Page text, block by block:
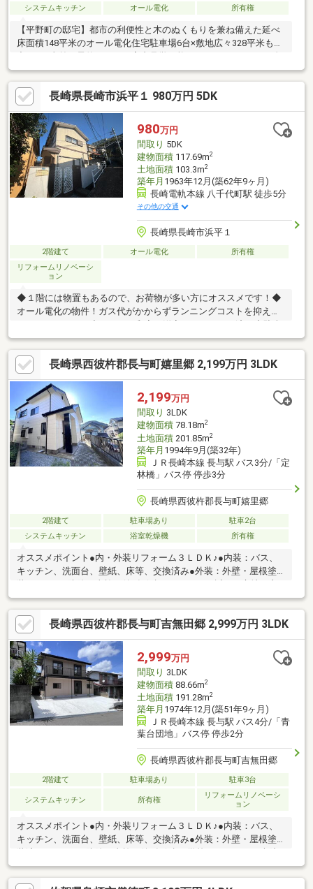
システムキッチン
オール電化 所有権
【平野町の邸宅】都市の利便性と木のぬくもりを兼ね備えた延べ
床面積148平米のオール電化住宅駐車場6台×敷地広々328平米も魅
然素材を使った木のぬくもりの住宅2005年6月新築、築20年の時
を重ね深まる味わいのある木造住宅です。【内装】1階：LDK・ホ
ール・キッチンの床はレッドパインの無垢フロアー2階：洋室の床
は、からまつ無垢フロアー【周辺環境】☆プラッとモール 343
ｍ、徒歩約５分☆みらい長崎ココウォーク 1067ｍ 徒歩約14分
☆ＪＲ浦上駅 868ｍ 徒歩約11分
長崎県長崎市浜平１ 980万円 5DK
980万円
間取り 5DK
建物面積117.69m2
土地面積103.3m2
築年月 1963年12月(築62年9ヶ月)
長崎電軌本線 八千代町駅 徒歩5分
その他の交通
長崎県長崎市浜平１
2階建て オール電化
所有権
リフォームリノベーシ
ョン
◆１階には物置もあるので、お荷物が多い方にオススメです！◆
オール電化の物件！ガス代がかからずランニングコストを抑える
場は敷地内には取れませんが、近隣で７０００円で借りることが
できます。 ■内装：2017年08月 全室クロス張替え 床（フロー
リング等） 周辺環境・長崎市立西坂小学校 徒歩4分・しらゆり
保育園 徒歩8分・ローソン長崎駅前通店 徒歩10分・ジョイフ
ルサン宝町店 徒歩13分・サニー長崎駅店 徒歩14分
長崎県西彼杵郡長与町嬉里郷 2,199万円 3LDK
2,199万円
間取り 3LDK
建物面積78.18m2
土地面積201.85m2
築年月 1994年9月(築32年)
ＪＲ長崎本線 長与駅 バス3分/「定
林橋」バス停 停歩3分
長崎県西彼杵郡長与町嬉里郷
2階建て 駐車場あり
駐車2台
システムキッチン
浴室乾燥機 所有権
オススメポイント●内・外装リフォーム３ＬＤＫ♪●内装：バス、
キッチン、洗面台、壁紙、床等、交換済み●外装：外壁・屋根塗
さも魅力です♪●駐車場は普通車1台、軽1台可能です（車種により
ます）周辺環境●長与北小学校 約1.4kｍ●長与中学校 約1.2kｍ●
ファミリーマート長与店 約300ｍ●マルキョウ長与店 約400m●
イオン時津店 約1.1km●長与嬉里郵便局 約500m●長与町役場
約1.0km●長崎北徳洲会病院 約1.5km
長崎県西彼杵郡長与町吉無田郷 2,999万円 3LDK
2,999万円
間取り 3LDK
建物面積88.66m2
土地面積191.28m2
築年月 1974年12月(築51年9ヶ月)
ＪＲ長崎本線 長与駅 バス4分/「青
葉台団地」バス停 停歩2分
長崎県西彼杵郡長与町吉無田郷
2階建て 駐車場あり 駐車3台
システムキッチン 所有権
リフォームリノベーシ
ョン
オススメポイント●内・外装リフォーム３ＬＤＫ♪●内装：バス、
キッチン、洗面台、壁紙、床等、交換済み●外装：外壁・屋根塗
も近く立地の良さも魅力です♪●青葉台バス停まで徒歩2分♪●駐車
場は普通車4台可能です（車種によります）周辺環境●フレンド幼